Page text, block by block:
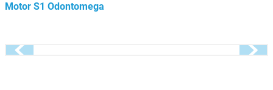
Motor S1 Odontomega